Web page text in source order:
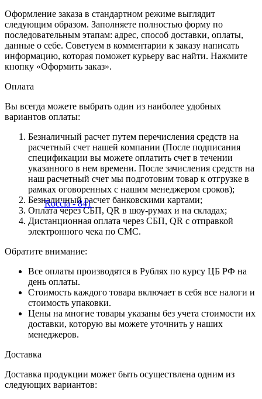
Оформление заказа в стандартном режиме выглядит
следующим образом. Заполняете полностью форму по
последовательным этапам: адрес, способ доставки, оплаты,
данные о себе. Советуем в комментарии к заказу написать
информацию, которая поможет курьеру вас найти. Нажмите
кнопку «Оформить заказ».
Оплата
Вы всегда можете выбрать один из наиболее удобных
вариантов оплаты:
Безналичный расчет путем перечисления средств на
расчетный счет нашей компании (После подписания
спецификации вы можете оплатить счет в течении
указанного в нем времени. После зачисления средств на
наш расчетный счет мы подготовим товар к отгрузке в
рамках оговоренных с нашим менеджером сроков);
Безналичный расчет банковскими картами;
Оплата через СБП, QR в шоу-румах и на складах;
Дистанционная оплата через СБП, QR с отправкой
электронного чека по СМС.
Обратите внимание:
Все оплаты производятся в Рублях по курсу ЦБ РФ на
день оплаты.
Стоимость каждого товара включает в себя все налоги и
стоимость упаковки.
Цены на многие товары указаны без учета стоимости их
доставки, которую вы можете уточнить у наших
менеджеров.
Доставка
Доставка продукции может быть осуществлена одним из
следующих вариантов: